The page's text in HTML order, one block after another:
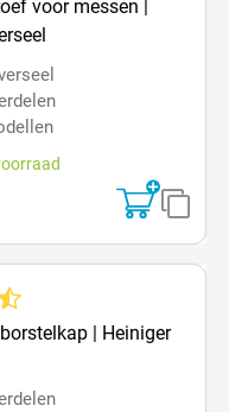
voor messen |
van 4.3 van 5 sterren
| Heiniger